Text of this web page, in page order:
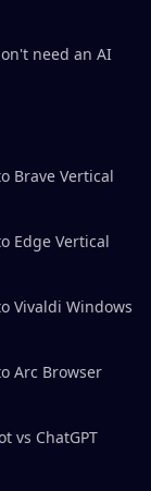
need an AI
Brave Vertical
Edge Vertical
Vivaldi Windows
Arc Browser
vs ChatGPT